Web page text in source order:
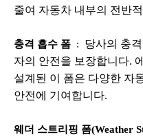
줄여 자동차 내부의 전반
충격 흡수 폼 : 당사의 충
자의 안전을 보장합니다.
설계된 이 폼은 다양한 자
안전에 기여합니다.
웨더 스트리핑 폼(Weather